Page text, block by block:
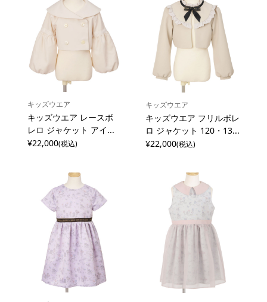
キッズウエア
キッズウエア レースボ
レロ ジャケット アイ...
¥22,000(税込)
キッズウエア
キッズウエア フリルボレ
ロ ジャケット 120・13...
¥22,000(税込)